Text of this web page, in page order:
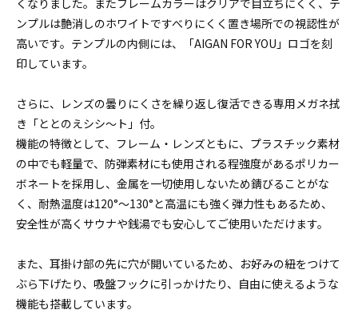
ンプルは艶消しのホワイトですべりにくく置き場所での視認性が
高いです。テンプルの内側には、「AIGAN FOR YOU」ロゴを刻
印しています。
さらに、レンズの曇りにくさを繰り返し復活できる専用メガネ拭
き「ととのえシシ～ト」付。
機能の特徴として、フレーム・レンズともに、プラスチック素材
の中でも軽量で、防弾素材にも使用される程強度があるポリカー
ボネートを採用し、金属を一切使用しないため錆びることがな
く、耐熱温度は120°～130°と高温にも強く弾力性もあるため、
安全性が高くサウナや銭湯でも安心してご使用いただけます。
また、耳掛け部の先に穴が開いているため、お好みの紐をつけて
ぶら下げたり、吸盤フックに引っかけたり、自由に使えるような
機能も搭載しています。